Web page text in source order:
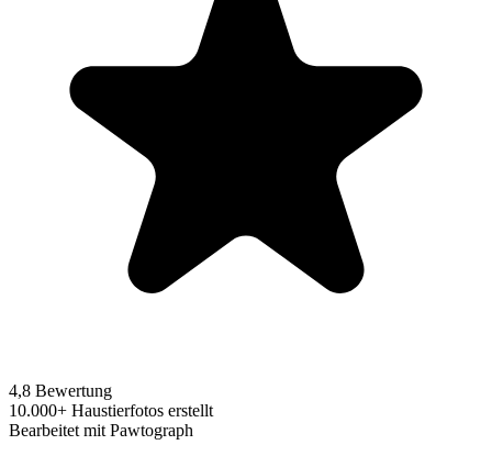
4,8 Bewertung
10.000+ Haustierfotos erstellt
Bearbeitet mit Pawtograph